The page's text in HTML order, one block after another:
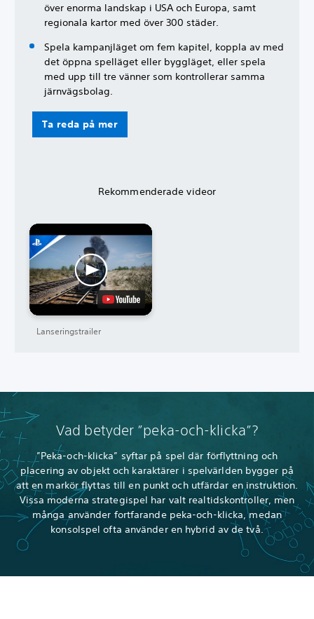
över enorma landskap i USA och Europa, samt
regionala kartor med över 300 städer.
Spela kampanjläget om fem kapitel, koppla av med
det öppna spelläget eller byggläget, eller spela
med upp till tre vänner som kontrollerar samma
järnvägsbolag.
Ta reda på mer
Rekommenderade videor
Lanseringstrailer
Vad betyder ”peka-och-klicka”?
”Peka-och-klicka” syftar på spel där förflyttning och
placering av objekt och karaktärer i spelvärlden bygger på
att en markör flyttas till en punkt och utfärdar en instruktion.
Vissa moderna strategispel har valt realtidskontroller, men
många använder fortfarande peka-och-klicka, medan
konsolspel ofta använder en hybrid av de två.